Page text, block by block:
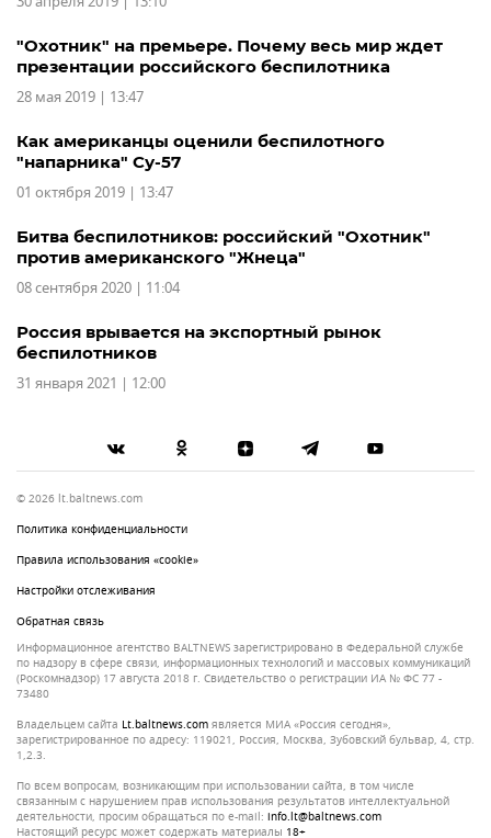
"Охотник" на премьере. Почему весь мир ждет
презентации российского беспилотника
28 мая 2019 | 13:47
Как американцы оценили беспилотного
"напарника" Cу-57
01 октября 2019 | 13:47
Битва беспилотников: российский "Охотник"
против американского "Жнеца"
08 сентября 2020 | 11:04
Россия врывается на экспортный рынок
беспилотников
31 января 2021 | 12:00
© 2026 lt.baltnews.com
Политика конфиденциальности
Правила использования «cookie»
Настройки отслеживания
Обратная связь
Информационное агентство BALTNEWS зарегистрировано в Федеральной службе
по надзору в сфере связи, информационных технологий и массовых коммуникаций
(Роскомнадзор) 17 августа 2018 г. Свидетельство о регистрации ИА № ФС 77 -
73480
Владельцем сайта lt.baltnews.com является МИА «Россия сегодня»,
зарегистрированное по адресу: 119021, Россия, Москва, Зубовский бульвар, 4, стр.
1,2.3.
По всем вопросам, возникающим при использовании сайта, в том числе
связанным с нарушением прав использования результатов интеллектуальной
деятельности, просим обращаться по e-mail: info.lt@baltnews.com
Настоящий ресурс может содержать материалы 18+